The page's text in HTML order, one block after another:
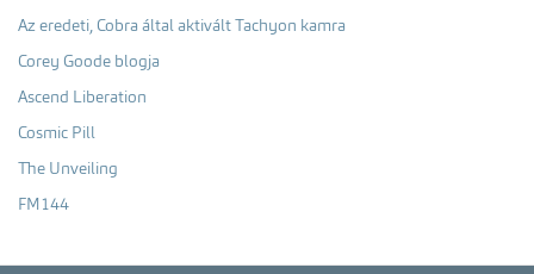
Az eredeti, Cobra által aktivált Tachyon kamra
Corey Goode blogja
Ascend Liberation
Cosmic Pill
The Unveiling
FM144